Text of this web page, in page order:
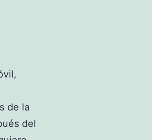
de la
del